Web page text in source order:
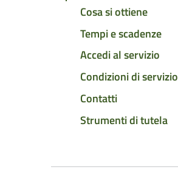
Cosa si ottiene
Tempi e scadenze
Accedi al servizio
Condizioni di servizio
Contatti
Strumenti di tutela